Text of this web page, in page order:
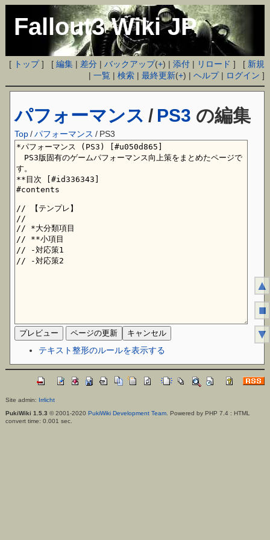
Fallout3 Wiki JP
[ トップ] [編集 | 差分 |バックアップ(+) |添付 | リロード ] [ 新規
|一覧 |検索 |最終更新(+) |ヘルプ| ログイン ]
パフォーマンス / PS3 の編集
Top /パフォーマンス / PS3
テキスト整形のルールを表示する
Site admin: Irrlicht
PukiWiki 1.5.3 © 2001-2020 PukiWiki Development Team. Powered by PHP 7.4 : HTML
convert time: 0.001 sec.
▲
■
▼